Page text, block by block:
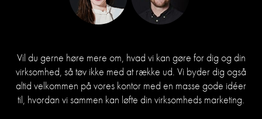
Vil du gerne høre mere om, hvad vi kan gøre for dig og din
virksomhed, så tøv ikke med at række ud. Vi byder dig også
altid velkommen på vores kontor med en masse gode idéer
til, hvordan vi sammen kan løfte din virksomheds marketing.